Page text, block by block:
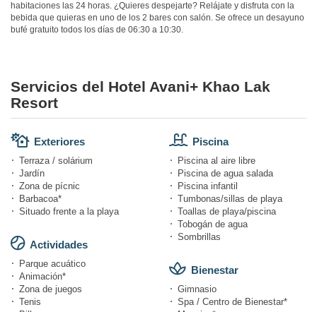
habitaciones las 24 horas. ¿Quieres despejarte? Relájate y disfruta con la
bebida que quieras en uno de los 2 bares con salón. Se ofrece un desayuno
bufé gratuito todos los días de 06:30 a 10:30.
Servicios del Hotel Avani+ Khao Lak
Resort
Exteriores
Terraza / solárium
Jardín
Zona de pícnic
Barbacoa*
Situado frente a la playa
Actividades
Parque acuático
Animación*
Zona de juegos
Tenis
Piscina
Piscina al aire libre
Piscina de agua salada
Piscina infantil
Tumbonas/sillas de playa
Toallas de playa/piscina
Tobogán de agua
Sombrillas
Bienestar
Gimnasio
Spa / Centro de Bienestar*